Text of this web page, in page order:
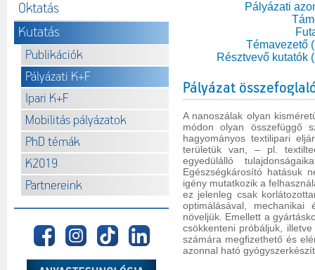
Oktatás
Kutatás
Publikációk
Pályázati K+F
Ipari K+F
Mobilitás pályázatok
PhD témák
K2019
Partnereink
Pályázati
Témavezető
Résztvevő kutatók
Pályázat
A nanoszálak olyan
módon olyan összefüggő
hagyományos textilipari
területük van, – pl.
egyedülálló
Egészségkárosító hatásuk
igény mutatkozik a
ez jelenleg csak
optimálásával, mechanikai
növeljük. Emellett a
csökkenteni próbáljuk,
számára megfizethető és
azonnal ható